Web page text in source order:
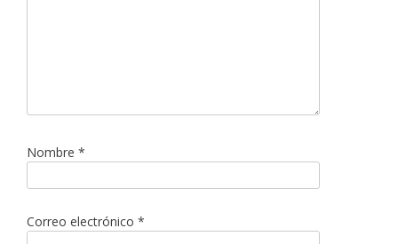
Nombre *
Correo electrónico *